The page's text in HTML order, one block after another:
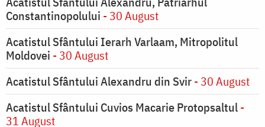
Constantinopolului - 30 August
Acatistul Sfântului Ierarh Varlaam, Mitropolitul
Moldovei - 30 August
Acatistul Sfântului Alexandru din Svir- 30 August
Acatistul Sfântului Cuvios Macarie Protopsaltul-
31 August